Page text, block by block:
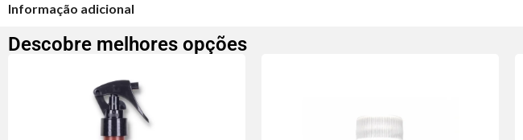
Informação adicional
Descobre melhores opções